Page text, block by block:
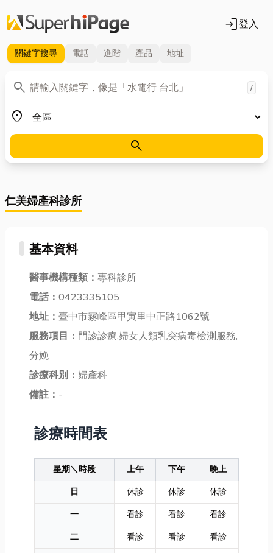
login登入
關鍵字搜尋 電話 進階 產品 地址
search
關鍵字 /
place
地區
search
仁美婦產科診所
基本資料
醫事機構種類： 專科診所
電話： 0423335105
地址： 臺中市霧峰區甲寅里中正路1062號
服務項目： 門診診療,婦女人類乳突病毒檢測服務,
分娩
診療科別： 婦產科
備註： -
診療時間表
星期＼時段 上午 下午
晚上
日
休診 休診
休診
一
看診 看診
看診
二
看診 看診
看診